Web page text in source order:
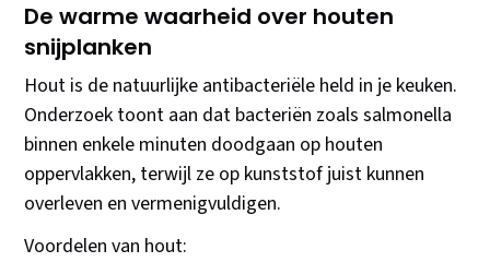
De warme waarheid over houten
snijplanken
Hout is de natuurlijke antibacteriële held in je keuken.
Onderzoek toont aan dat bacteriën zoals salmonella
binnen enkele minuten doodgaan op houten
oppervlakken, terwijl ze op kunststof juist kunnen
overleven en vermenigvuldigen.
Voordelen van hout: